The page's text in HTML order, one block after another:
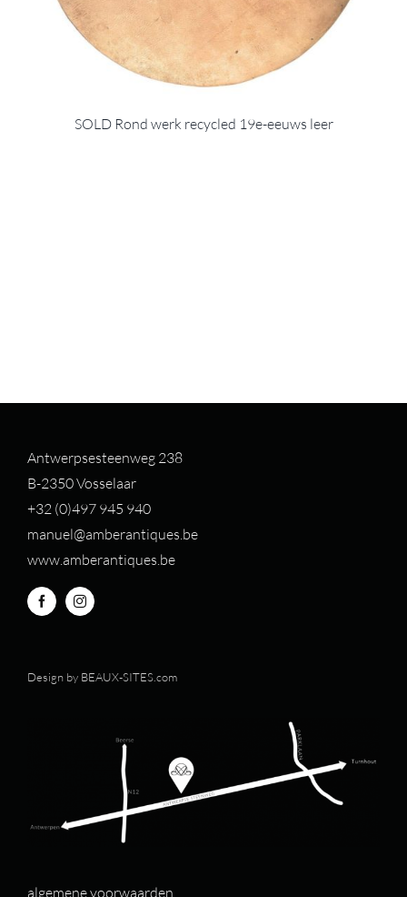
SOLD Rond werk recycled 19e-eeuws leer
Antwerpsesteenweg 238
B-2350 Vosselaar
+32 (0)497 945 940
manuel@amberantiques.be
www.amberantiques.be
Design by BEAUX-SITES.com
algemene voorwaarden